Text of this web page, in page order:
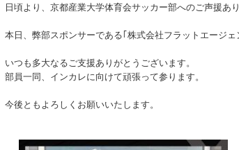
日頃より、京都産業大学体育会サッカー部へのご声援あ
本日、弊部スポンサーである｢株式会社フラットエージ
いつも多大なるご支援ありがとうございます。
部員一同、インカレに向けて頑張って参ります。
今後ともよろしくお願いいたします。